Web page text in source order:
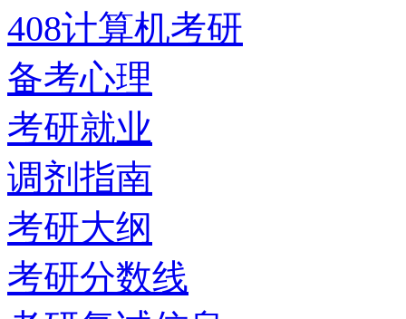
408计算机考研
备考心理
考研就业
调剂指南
考研大纲
考研分数线